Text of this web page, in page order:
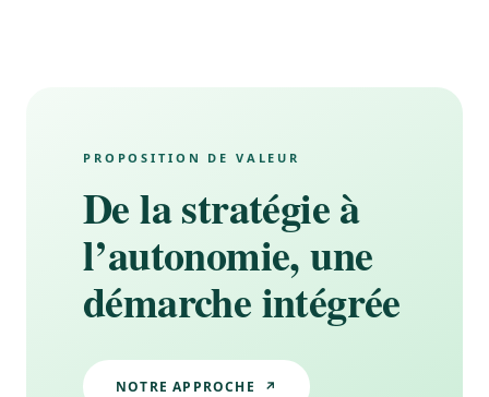
PROPOSITION DE VALEUR
De la stratégie à
l’autonomie, une
démarche intégrée
NOTRE APPROCHE ↗